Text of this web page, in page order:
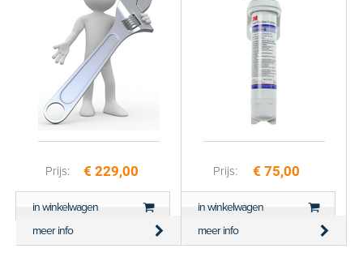
Prijs: € 229,00
in winkelwagen
meer info
Prijs: € 75,00
in winkelwagen
meer info